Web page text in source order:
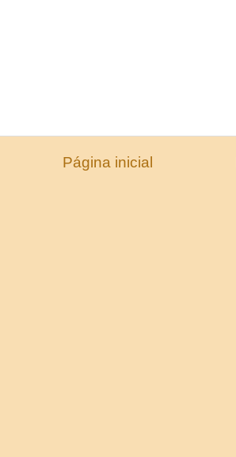
Página inicial